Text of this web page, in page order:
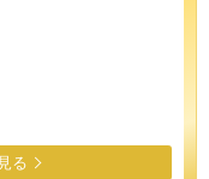
る